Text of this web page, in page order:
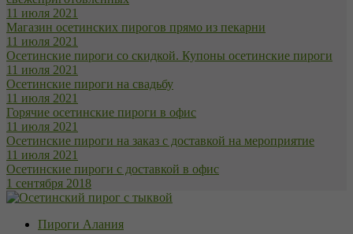
11 июля 2021
Магазин осетинских пирогов прямо из пекарни
11 июля 2021
Осетинские пироги со скидкой. Купоны осетинские пироги
11 июля 2021
Осетинские пироги на свадьбу
11 июля 2021
Горячие осетинские пироги в офис
11 июля 2021
Осетинские пироги на заказ с доставкой на мероприятие
11 июля 2021
Осетинские пироги с доставкой в офис
1 сентября 2018
Пироги Алания